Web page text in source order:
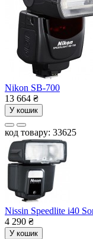
Nikon SB-700
13 664 ₴
У кошик
код товару: 33625
Nissin Speedlite i40
4 290 ₴
У кошик